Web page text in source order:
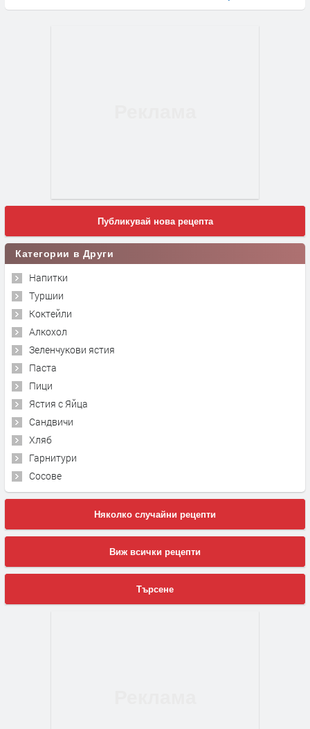
Публикувай нова рецепта
Категории в Други
Напитки
Туршии
Коктейли
Алкохол
Зеленчукови ястия
Паста
Пици
Ястия с Яйца
Сандвичи
Хляб
Гарнитури
Сосове
Няколко случайни рецепти
Виж всички рецепти
Търсене